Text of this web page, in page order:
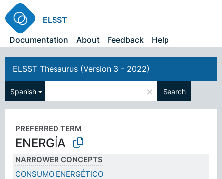
ELSST
Documentation
About Feedback Help
ELSST Thesaurus (Version 3 - 2022)
Spanish × Search
PREFERRED TERM
ENERGÍA
NARROWER CONCEPTS
CONSUMO ENERGÉTICO